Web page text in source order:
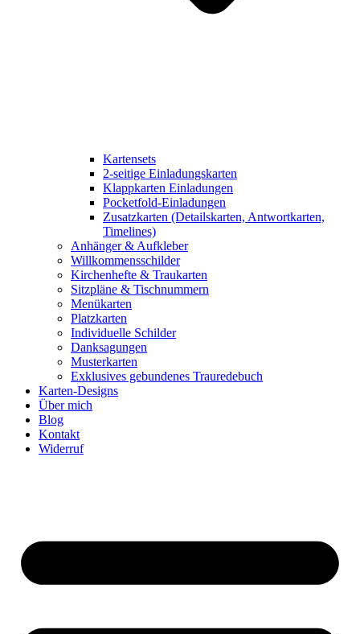
Kartensets
2-seitige Einladungskarten
Klappkarten Einladungen
Pocketfold-Einladungen
Zusatzkarten (Detailskarten, Antwortkarten,
Timelines)
Anhänger & Aufkleber
Willkommensschilder
Kirchenhefte & Traukarten
Sitzpläne & Tischnummern
Menükarten
Platzkarten
Individuelle Schilder
Danksagungen
Musterkarten
Exklusives gebundenes Trauredebuch
Karten-Designs
Über mich
Blog
Kontakt
Widerruf